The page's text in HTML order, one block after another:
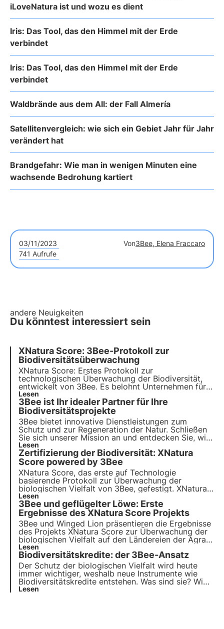
iLoveNatura ist und wozu es dient
Iris: Das Tool, das den Himmel mit der Erde
verbindet
Iris: Das Tool, das den Himmel mit der Erde
verbindet
Waldbrände aus dem All: der Fall Almería
Satellitenvergleich: wie sich ein Gebiet Jahr für Jahr
verändert hat
Brandgefahr: Wie man in wenigen Minuten eine
wachsende Bedrohung kartiert
03/11/2023 Von3Bee, Elena Fraccaro
741 Aufrufe
andere Neuigkeiten
Du könntest interessiert sein
XNatura Score: 3Bee-Protokoll zur
Biodiversitätsüberwachung
XNatura Score: Erstes Protokoll zur
technologischen Überwachung der Biodiversität,
entwickelt von 3Bee. Es belohnt Unternehmen für
ihren Einsatz zur Erhaltung der Biodiversität. Die
Umsetzung wird von Bureau Veritas Italia geprüft.
Erfahren Sie mehr in diesem Artikel.
Lesen
3Bee ist Ihr idealer Partner für Ihre
Biodiversitätsprojekte
3Bee bietet innovative Dienstleistungen zum
Schutz und zur Regeneration der Natur. Schließen
Sie sich unserer Mission an und entdecken Sie, wie
Technologie und Nachhaltigkeit
zusammenkommen, um eine grünere Zukunft für
Unternehmen und den Planeten zu schaffen.
Lesen
Zertifizierung der Biodiversität: XNatura
Score powered by 3Bee
XNatura Score, das erste auf Technologie
basierende Protokoll zur Überwachung der
biologischen Vielfalt von 3Bee, gefestigt. XNatura
Score bietet eine Berichterstattung, die mit den
europäischen Vorschriften konform ist, und ein
Produktlabel, das die Verwendung des Protokolls
zertifiziert.
Lesen
3Bee und geflügelter Löwe: Erste
Ergebnisse des XNatura Score Projekts
3Bee und Winged Lion präsentieren die Ergebnisse
des Projekts XNatura Score zur Überwachung der
biologischen Vielfalt auf den Ländereien der Agrar-
und Lebensmittelholding von Generali. Entdecken
Sie in diesem Artikel die ersten Daten, die sich
ergeben haben, und wie Technologie und
traditionelle Landwirtschaft sich für die
Regeneration verbünden können.
Lesen
Biodiversitätskredite: der 3Bee-Ansatz
Der Schutz der biologischen Vielfalt wird heute
immer wichtiger, weshalb neue Instrumente wie
Biodiversitätskredite entstehen. Was sind sie? Wie
funktionieren sie? In welchen Ländern der Welt gibt
Lesen